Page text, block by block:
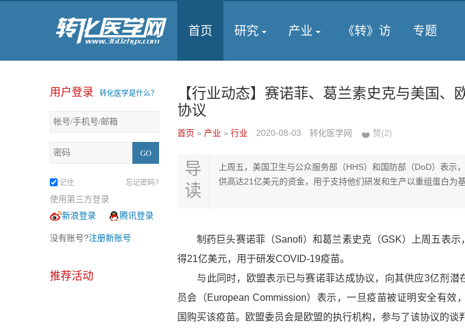
首页 研究 产业 《转》访 专题
用户登录 转化医学是什么？
记住 忘记密码?
使用第三方登录
新浪登录
腾讯登录
没有账号?注册新账号
推荐活动
【行业动态】赛诺菲、葛兰素史克与美国、
协议
首页 » 产业 » 行业 2020-08-03 转化医学网 赞(2)
导
读
上周五，美国卫生与公众服务部（HHS）和国防部（DoD）表示
供高达21亿美元的资金，用于支持他们研发和生产以重组蛋白为
制药巨头赛诺菲（Sanofi）和葛兰素史克（GSK）上周五表示
得21亿美元，用于研发COVID-19疫苗。
与此同时，欧盟表示已与赛诺菲达成协议，向其供应3亿剂潜
员会（European Commission）表示，一旦疫苗被证明安全有效
国购买该疫苗。欧盟委员会是欧盟的执行机构，参与了该协议的谈